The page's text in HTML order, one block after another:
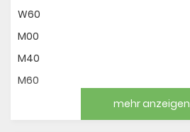
W60
M00
M40
M60
Meldeschluss: 06.09.26
mehr anzeigen